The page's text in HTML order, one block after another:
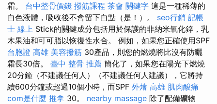
霜。 台中整骨價錢 撥筋課程 茶會 關鍵字 這是一種稀薄的
白色液體，吸收後不會留下白點（是！）。 seo行銷 記帳
士 線上 Stick的關鍵成分包括用於保護的非納米氧化鋅，乳
木果油和可可脂以恢復性水合。 例如，如果您正確使用SPF
台胞證 高雄 美容撥筋 30產品，則您的燃燒將比沒有防曬
霜長30倍。 臺中 整骨 推薦 簡化了，如果您在陽光下燃燒
20分鐘（不建議任何人）（不建議任何人建議），它將持
續600分鐘或超過10個小時，而SPF 外燴 高雄 肌肉酸痛
com是什麼 推拿 30。 nearby massage 除了配備礦物